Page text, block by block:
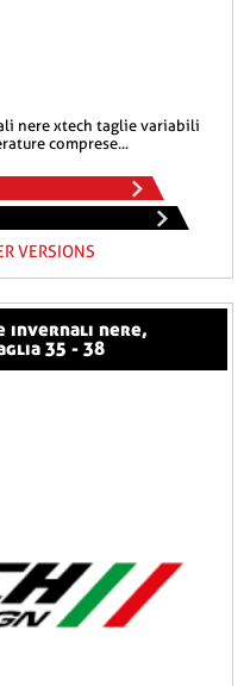
comprese...
VERSIONS
35 - 38